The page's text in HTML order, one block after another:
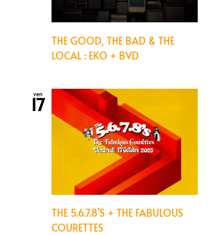
THE GOOD, THE BAD & THE
LOCAL : EKO + BVD
ven
17
THE 5.6.7.8’S + THE FABULOUS
COURETTES